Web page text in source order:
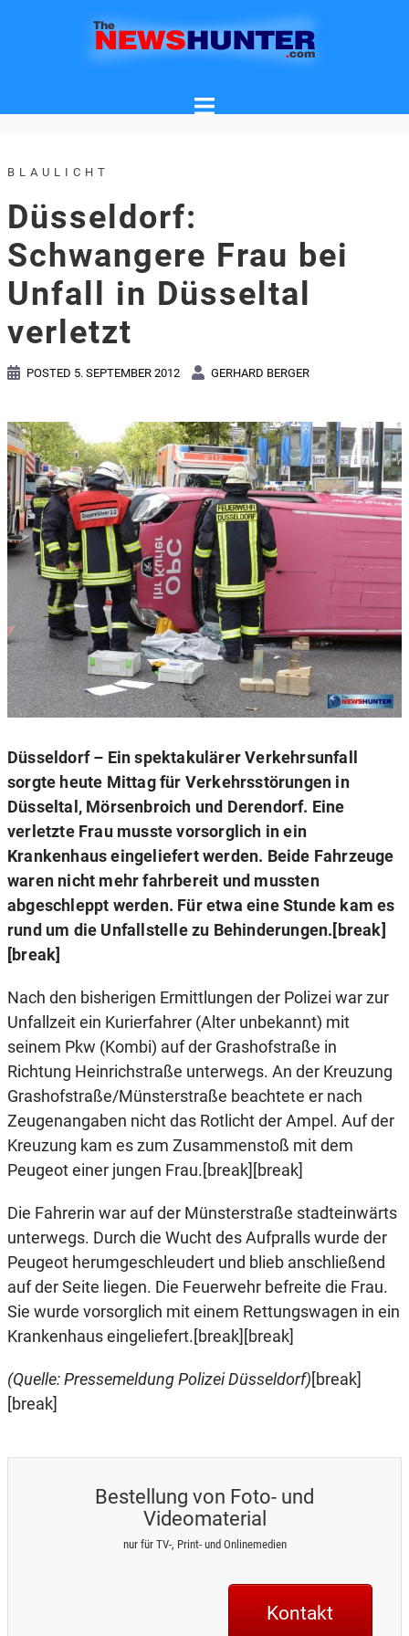
BLAULICHT
Düsseldorf:
Schwangere Frau bei
Unfall in Düsseltal
verletzt
POSTED 5. SEPTEMBER 2012 GERHARD BERGER
Düsseldorf – Ein spektakulärer Verkehrsunfall
sorgte heute Mittag für Verkehrsstörungen in
Düsseltal, Mörsenbroich und Derendorf. Eine
verletzte Frau musste vorsorglich in ein
Krankenhaus eingeliefert werden. Beide Fahrzeuge
waren nicht mehr fahrbereit und mussten
abgeschleppt werden. Für etwa eine Stunde kam es
rund um die Unfallstelle zu Behinderungen.[break]
[break]
Nach den bisherigen Ermittlungen der Polizei war zur
Unfallzeit ein Kurierfahrer (Alter unbekannt) mit
seinem Pkw (Kombi) auf der Grashofstraße in
Richtung Heinrichstraße unterwegs. An der Kreuzung
Grashofstraße/Münsterstraße beachtete er nach
Zeugenangaben nicht das Rotlicht der Ampel. Auf der
Kreuzung kam es zum Zusammenstoß mit dem
Peugeot einer jungen Frau.[break][break]
Die Fahrerin war auf der Münsterstraße stadteinwärts
unterwegs. Durch die Wucht des Aufpralls wurde der
Peugeot herumgeschleudert und blieb anschließend
auf der Seite liegen. Die Feuerwehr befreite die Frau.
Sie wurde vorsorglich mit einem Rettungswagen in ein
Krankenhaus eingeliefert.[break][break]
(Quelle: Pressemeldung Polizei Düsseldorf)[break]
[break]
Bestellung von Foto- und
Videomaterial
nur für TV-, Print- und Onlinemedien
Kontakt